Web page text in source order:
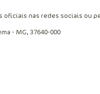
oficiais nas redes sociais ou
- MG, 37640-000